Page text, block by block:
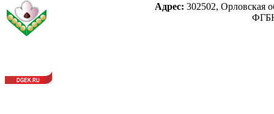
Адрес: 302502, Орловская